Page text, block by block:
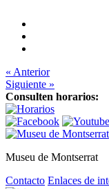
« Anterior
Siguiente »
Consulten horarios:
Museu de Montserrat
Contacto Enlaces de